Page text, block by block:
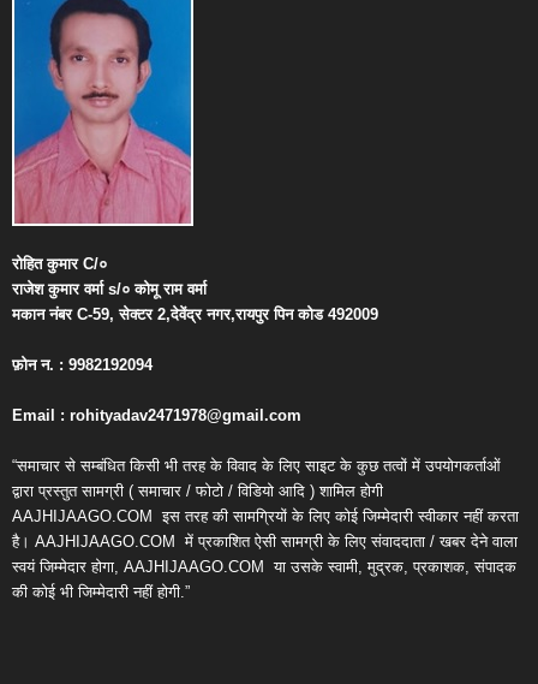
रोहित कुमारC/०
राजेश कुमार वर्माs/० कोमू राम वर्मा
मकान नंबरC-59,सेक्टर2,देवेंद्र नगर,रायपुर पिन कोड492009
फ़ोन न. : 9982192094
Email : rohityadav2471978@gmail.com
“समाचार से सम्बंधित किसी भी तरह के विवाद के लिए साइट के कुछ तत्वों में उपयोगकर्ताओं
द्वारा प्रस्तुत सामग्री ( समाचार / फोटो / विडियो आदि ) शामिल होगी
AAJHIJAAGO.COM इस तरह की सामग्रियों के लिए कोई जिम्मेदारी स्वीकार नहीं करता
है। AAJHIJAAGO.COM में प्रकाशित ऐसी सामग्री के लिए संवाददाता / खबर देने वाला
स्वयं जिम्मेदार होगा, AAJHIJAAGO.COM या उसके स्वामी, मुद्रक, प्रकाशक, संपादक
की कोई भी जिम्मेदारी नहीं होगी.”